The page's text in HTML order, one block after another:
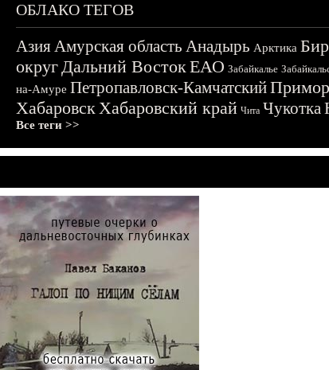
ОБЛАКО ТЕГОВ
АзияАмурская область Анадырь Арктика
округДальний ВостокЕАО Забайкалье
на-Амуре Петропавловск-Камчатский
ХабаровскХабаровский край Чита Чукотка
Все теги >>